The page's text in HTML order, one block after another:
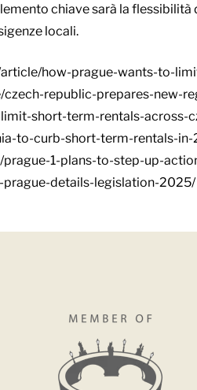
chiave sarà la
locali.
how-prague-wants-to-
republic-prepares-new-
short-term-rentals-across-
to-curb-short-term-rentals-
prague-1-plans-to-step-up-
details-legislation-2025/